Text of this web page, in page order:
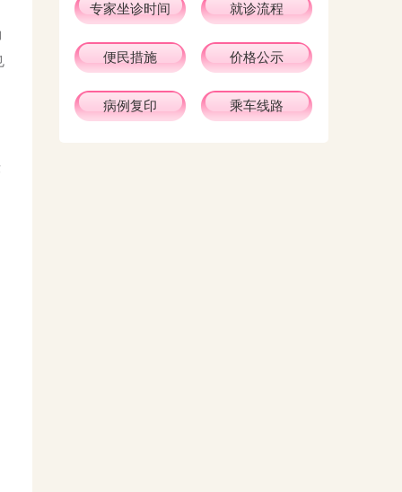
专家坐诊时间 就诊流程
便民措施 价格公示
病例复印 乘车线路